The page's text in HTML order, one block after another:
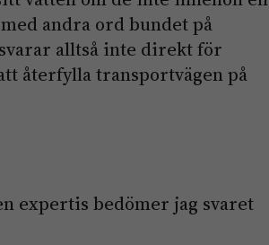
andra ord bundet på
alltså inte direkt för
återfylla transportvägen på
expertis bedömer jag svaret